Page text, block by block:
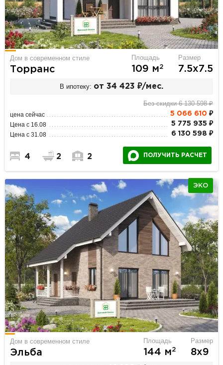
Дом в современном стиле
Торранс
Площадь
109 м2
Размер
7.5х7.5
В ипотеку: от 34 423 ₽/мес.
Без скидки 6 130 598 ₽
цена сейчас 5 066 610 ₽
Цена с 16.08 5 775 935 ₽
Цена с 31.08 6 130 598 ₽
4 2 2 ПОЛУЧИТЬ РАСЧЕТ
ЭКО
Дом в современном стиле
Эльба
Площадь
144 м2
Размер
8х9